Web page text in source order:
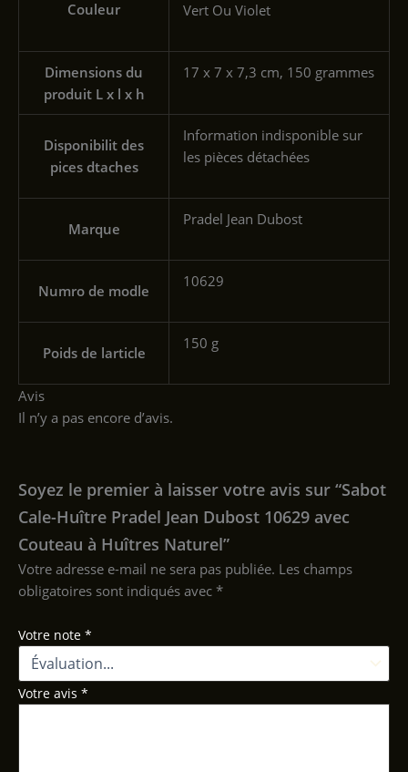
Couleur Vert Ou Violet
Dimensions du
produit L x l x h
‎17 x 7 x 7,3 cm, 150 grammes
Disponibilit des
pices dtaches
‎Information indisponible sur
les pièces détachées
Marque
‎Pradel Jean Dubost
Numro de modle
‎10629
Poids de larticle
‎150 g
Avis
Il n’y a pas encore d’avis.
Soyez le premier à laisser votre avis sur “Sabot
Cale-Huître Pradel Jean Dubost 10629 avec
Couteau à Huîtres Naturel”
Votre adresse e-mail ne sera pas publiée. Les champs
obligatoires sont indiqués avec *
Votre note *
Votre avis *